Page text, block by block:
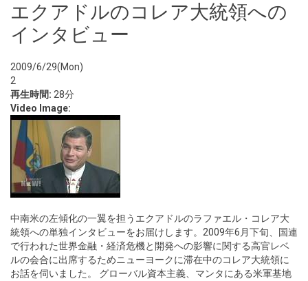
エクアドルのコレア大統領への
インタビュー
2009/6/29(Mon)
2
再生時間: 28分
Video Image:
中南米の左傾化の一翼を担うエクアドルのラファエル・コレア大
統領への単独インタビューをお届けします。2009年6月下旬、国連
で行われた世界金融・経済危機と開発への影響に関する高官レベ
ルの会合に出席するためニューヨークに滞在中のコレア大統領に
お話を伺いました。 グローバル資本主義、マンタにある米軍基地